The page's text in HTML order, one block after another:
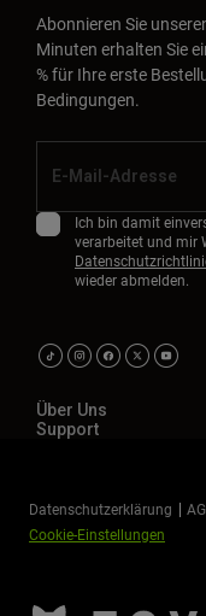
Abonnieren Sie
Minuten erhalten Sie
% für Ihre erste
Bedingungen.
Ich bin damit
verarbeitet und mir
wieder abmelden.
Über Uns
Support
Datenschutzerklärung
Cookie-Einstellungen